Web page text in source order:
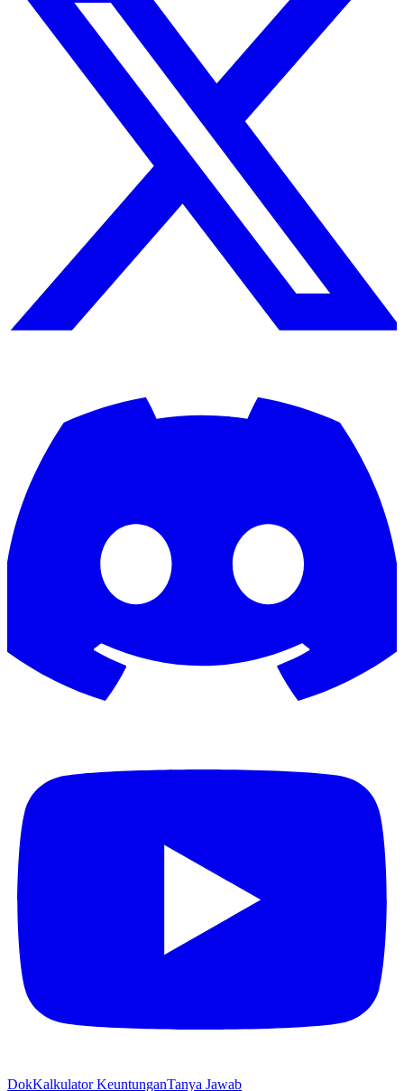
DokKalkulator KeuntunganTanya Jawab